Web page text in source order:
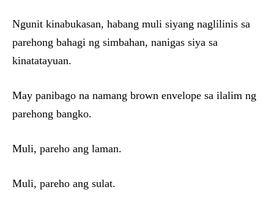
Ngunit kinabukasan, habang muli siyang naglilinis sa
parehong bahagi ng simbahan, nanigas siya sa
kinatatayuan.
May panibago na namang brown envelope sa ilalim ng
parehong bangko.
Muli, pareho ang laman.
Muli, pareho ang sulat.